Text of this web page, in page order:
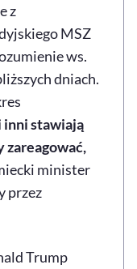
z
MSZ
ws.
dniach.
inni stawiają
zareagować,
minister
przez
Trump